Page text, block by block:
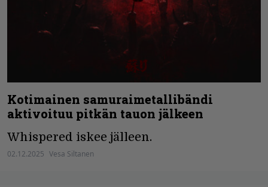
Kotimainen samuraimetallibändi
aktivoituu pitkän tauon jälkeen
Whispered iskee jälleen.
02.12.2025 Vesa Siltanen